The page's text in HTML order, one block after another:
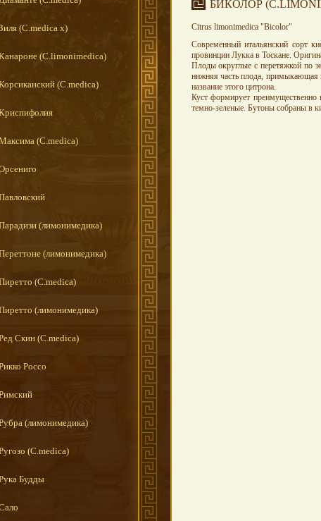
(C.medica x)
(С.limonimedica)
(C.medica)
(C.medica)
(лимонимедика)
(лимонимедика)
(C.medica)
(лимонимедика)
Скин (C.medica)
Россо
(лимонимедика)
(C.medica)
Будды
БИКОЛОР
Citrus limonimedica "Bicolor"
Современный итальянский сорт
провинции Лукка в Тоскане.
Плоды округлые с перетяжкой по
нижняя часть плода, примыкающая
название этого цитрона.
Куст формирует преимущественно
темно-зеленые. Бутоны собраны в